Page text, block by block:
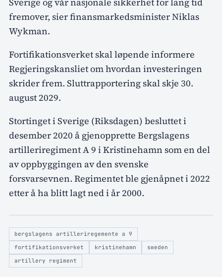
fremover, sier finansmarkedsminister Niklas
Wykman.
Fortifikationsverket skal løpende informere
Regjeringskansliet om hvordan investeringen
skrider frem. Sluttrapportering skal skje 30.
august 2029.
Stortinget i Sverige (Riksdagen) besluttet i
desember 2020 å gjenopprette Bergslagens
artilleriregiment A 9 i Kristinehamn som en del
av oppbyggingen av den svenske
forsvarsevnen. Regimentet ble gjenåpnet i 2022
etter å ha blitt lagt ned i år 2000.
bergslagens artilleriregemente a 9
fortifikationsverket
kristinehamn
sweden
artillery regiment